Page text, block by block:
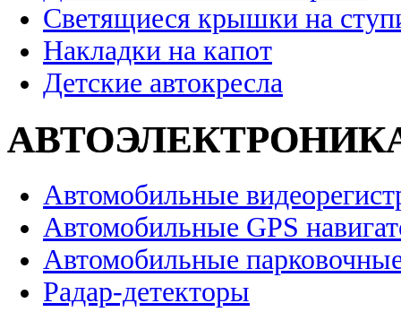
Светящиеся крышки на
Накладки на капот
Детские автокресла
Автомобильные
Автомобильные GPS
Автомобильные
Радар-детекторы